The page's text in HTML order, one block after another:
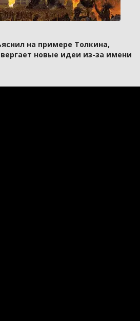
на примере Толкина,
новые идеи из-за имени